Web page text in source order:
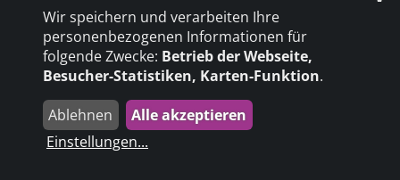
mehr erfahren
Vreden
Wir speichern und verarbeiten Ihre
personenbezogenen Informationen für
folgende Zwecke: Betrieb der Webseite,
Besucher-Statistiken, Karten-Funktion.
Ablehnen
Alle akzeptieren
Einstellungen...